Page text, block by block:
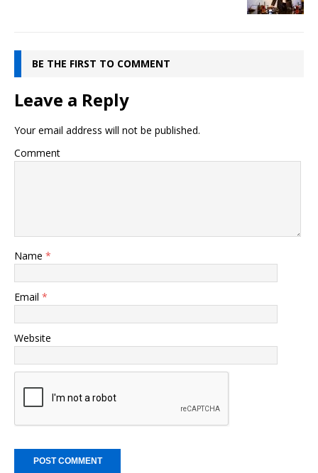
BE THE FIRST TO COMMENT
Leave a Reply
Your email address will not be published.
Comment
Name *
Email *
Website